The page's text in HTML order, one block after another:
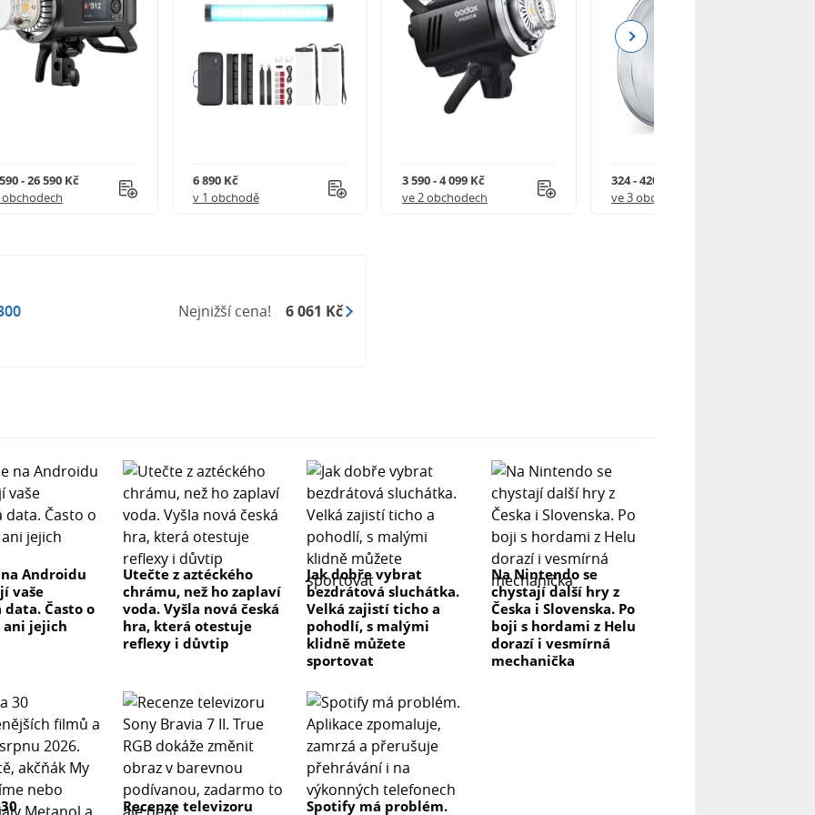
- 26 590 Kč
obchodech
6 890 Kč
v 1 obchodě
3 590 - 4 099 Kč
ve 2 obchodech
324 - 420 Kč
ve 3 obchodech
Next
Nejnižší cena! 6 061 Kč
Androidu
vaše
data. Často o
jejich
Utečte z aztéckého
chrámu, než ho zaplaví
voda. Vyšla nová česká
hra, která otestuje
reflexy i důvtip
Jak dobře vybrat
bezdrátová sluchátka.
Velká zajistí ticho a
pohodlí, s malými
klidně můžete
sportovat
Na Nintendo se
chystají další hry z
Česka i Slovenska. Po
boji s hordami z Helu
dorazí i vesmírná
mechanička
Recenze televizoru
Spotify má problém.